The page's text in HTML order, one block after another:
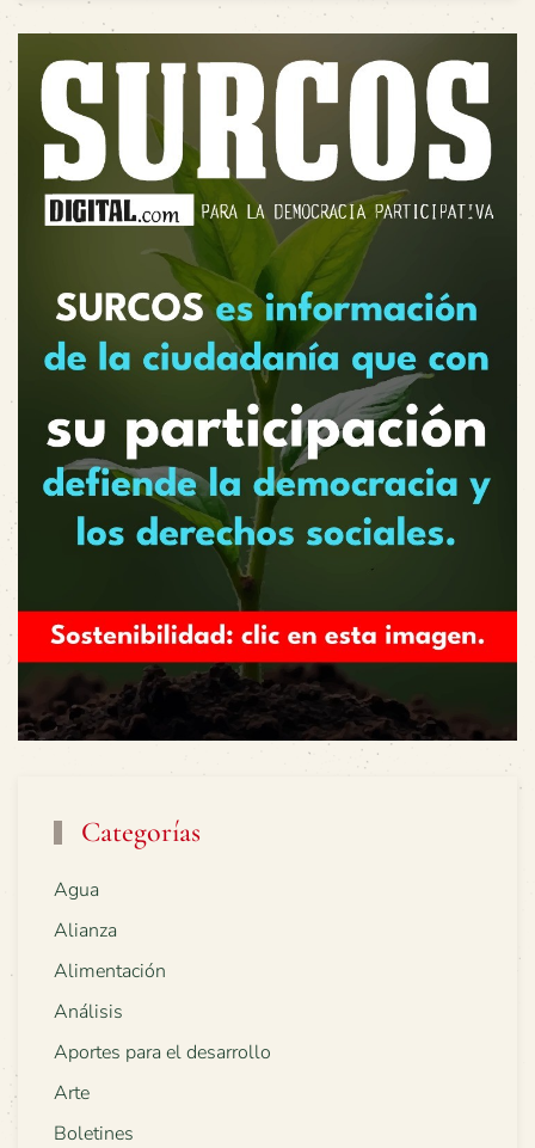
Categorías
Agua
Alianza
Alimentación
Análisis
Aportes para el desarrollo
Arte
Boletines